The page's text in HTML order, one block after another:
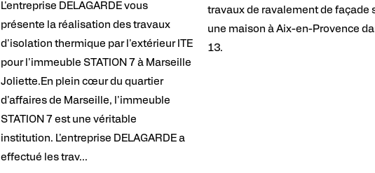
L'entreprise DELAGARDE vous
présente la réalisation des travaux
d'isolation thermique par l'extérieur ITE
pour l'immeuble STATION 7 à Marseille
Joliette.En plein cœur du quartier
d'affaires de Marseille, l'immeuble
STATION 7 est une véritable
institution. L'entreprise DELAGARDE a
effectué les trav...
travaux de ravalement de façade
une maison à Aix-en-Provence
13.